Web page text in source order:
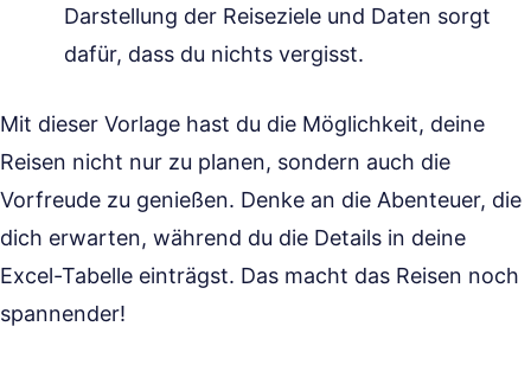
Darstellung der Reiseziele und Daten sorgt
dafür, dass du nichts vergisst.
Mit dieser Vorlage hast du die Möglichkeit, deine
Reisen nicht nur zu planen, sondern auch die
Vorfreude zu genießen. Denke an die Abenteuer, die
dich erwarten, während du die Details in deine
Excel-Tabelle einträgst. Das macht das Reisen noch
spannender!